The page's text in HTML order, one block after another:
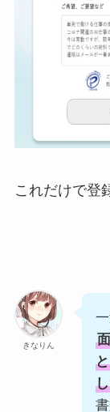
これだけで登
きなりん